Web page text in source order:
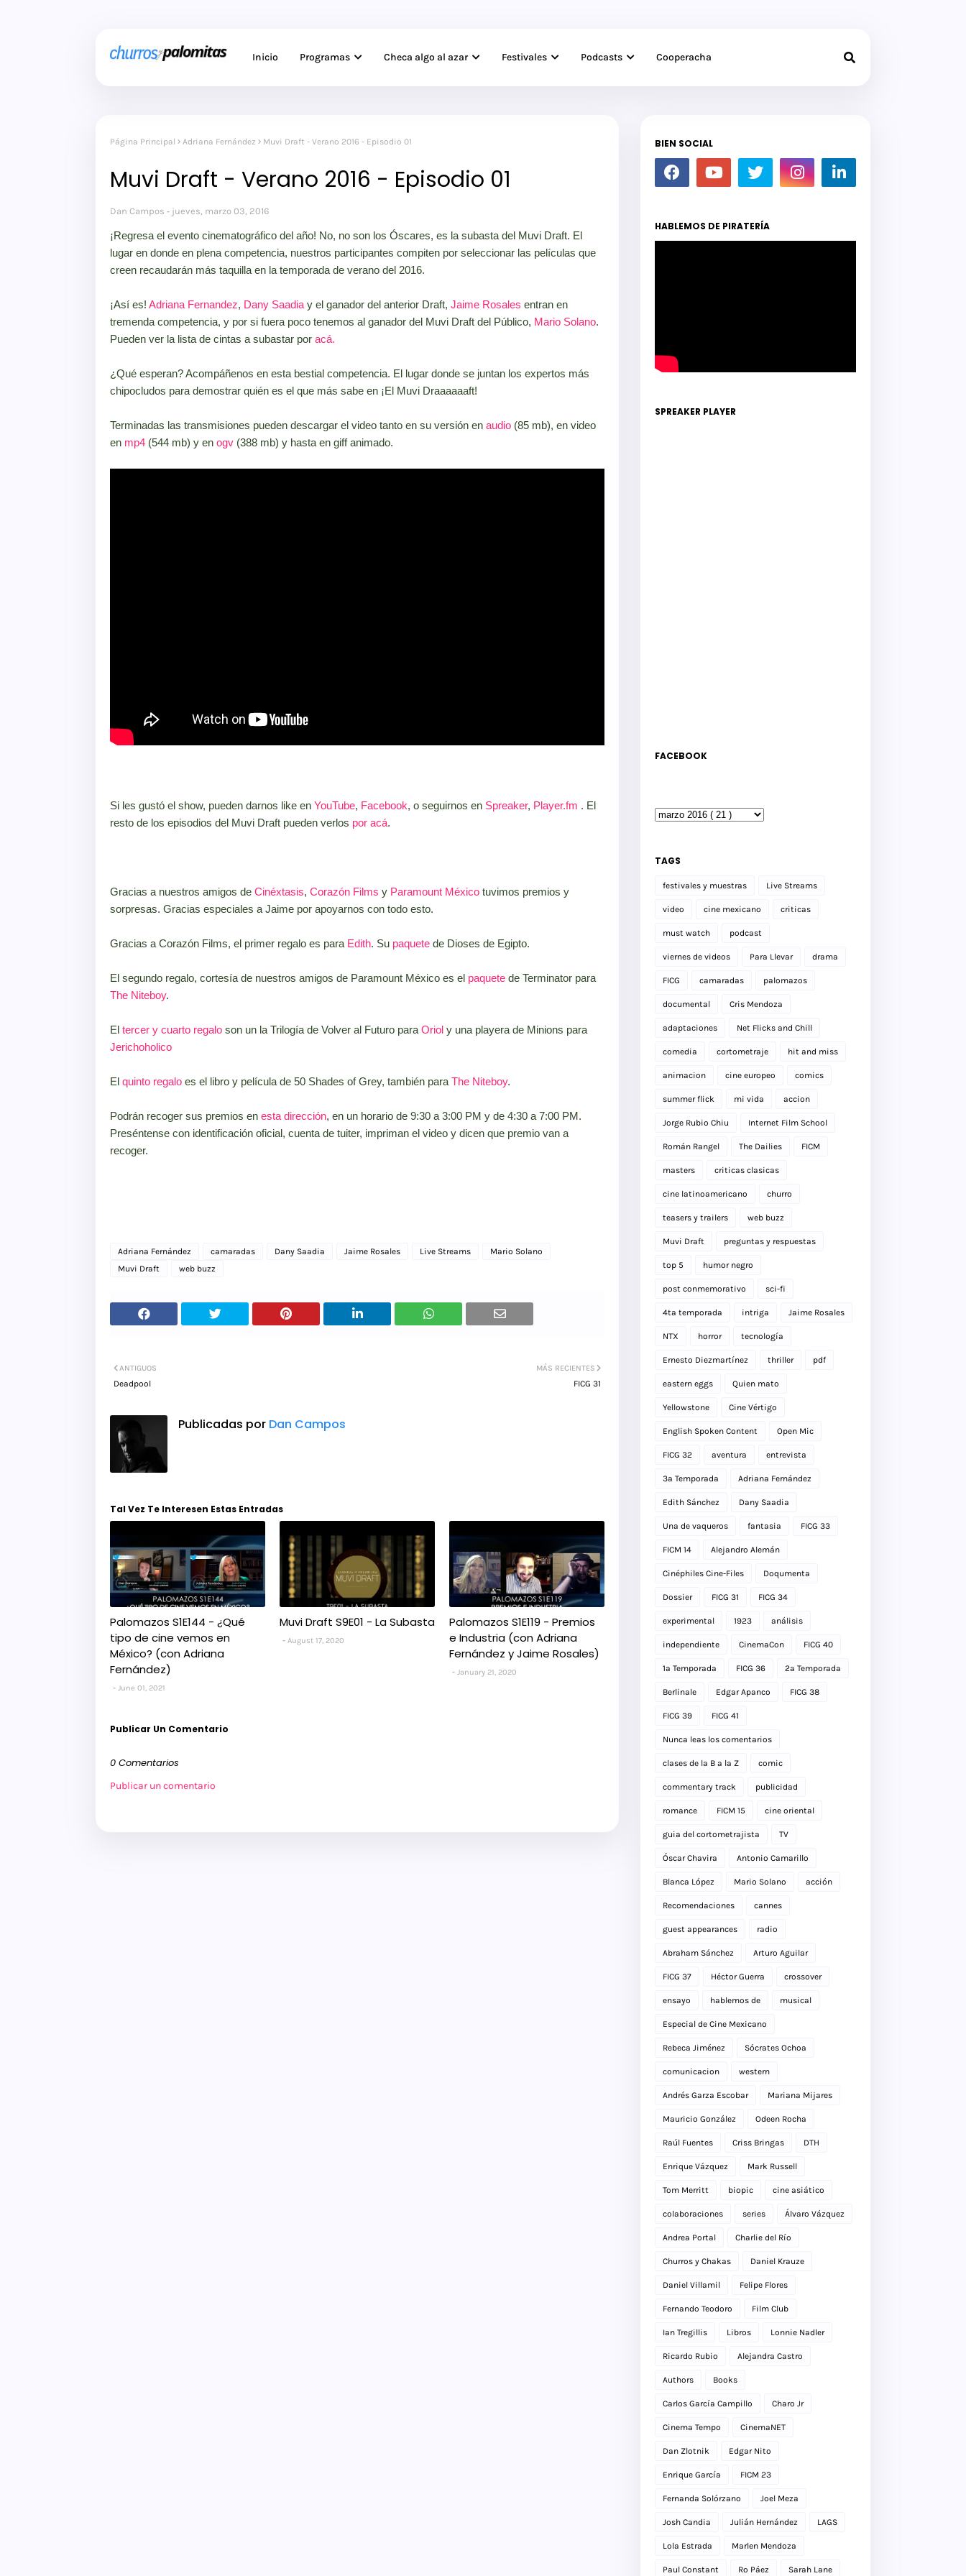
Inicio Programas Checa algo al azar Festivales Podcasts Cooperacha
Página Principal Adriana Fernández Muvi Draft - Verano 2016 - Episodio 01
Muvi Draft - Verano 2016 - Episodio 01
Dan Campos jueves, marzo 03, 2016
¡Regresa el evento cinematográfico del año! No, no son los Óscares, es la subasta del Muvi Draft. El
lugar en donde en plena competencia, nuestros participantes compiten por seleccionar las películas que
creen recaudarán más taquilla en la temporada de verano del 2016.
¡Así es! Adriana Fernandez, Dany Saadia y el ganador del anterior Draft, Jaime Rosales entran en
tremenda competencia, y por si fuera poco tenemos al ganador del Muvi Draft del Público, Mario Solano.
Pueden ver la lista de cintas a subastar por acá.
¿Qué esperan? Acompáñenos en esta bestial competencia. El lugar donde se juntan los expertos más
chipocludos para demostrar quién es el que más sabe en ¡El Muvi Draaaaaaft!
Terminadas las transmisiones pueden descargar el video tanto en su versión en audio (85 mb), en video
en mp4 (544 mb) y en ogv (388 mb) y hasta en giff animado.
Si les gustó el show, pueden darnos like en YouTube, Facebook, o seguirnos en Spreaker, Player.fm . El
resto de los episodios del Muvi Draft pueden verlos por acá.
Gracias a nuestros amigos de Cinéxtasis, Corazón Films y Paramount México tuvimos premios y
sorpresas. Gracias especiales a Jaime por apoyarnos con todo esto.
Gracias a Corazón Films, el primer regalo es para Edith. Su paquete de Dioses de Egipto.
El segundo regalo, cortesía de nuestros amigos de Paramount México es el paquete de Terminator para
The Niteboy.
El tercer y cuarto regalo son un la Trilogía de Volver al Futuro para Oriol y una playera de Minions para
Jerichoholico
El quinto regalo es el libro y película de 50 Shades of Grey, también para The Niteboy.
Podrán recoger sus premios en esta dirección, en un horario de 9:30 a 3:00 PM y de 4:30 a 7:00 PM.
Preséntense con identificación oficial, cuenta de tuiter, impriman el video y dicen que premio van a
recoger.
Adriana Fernández camaradas Dany Saadia Jaime Rosales Live Streams
Mario Solano
Muvi Draft
web buzz
MÁS RECIENTES
FICG 31
ANTIGUOS
Deadpool
Publicadas por Dan Campos
Tal Vez Te Interesen Estas Entradas
Palomazos S1E144 - ¿Qué
tipo de cine vemos en
México? (con Adriana
Fernández)
June 01, 2021
Muvi Draft S9E01 - La Subasta
August 17, 2020
Palomazos S1E119 - Premios
e Industria (con Adriana
Fernández y Jaime Rosales)
January 21, 2020
Publicar Un Comentario
0 Comentarios
Publicar un comentario
BIEN SOCIAL
HABLEMOS DE PIRATERÍA
SPREAKER PLAYER
FACEBOOK
TAGS
festivales y muestras Live Streams
video cine mexicano criticas
must watch podcast
viernes de videos Para Llevar drama
FICG camaradas palomazos
documental Cris Mendoza
adaptaciones Net Flicks and Chill
comedia cortometraje hit and miss
animacion cine europeo comics
summer flick mi vida accion
Jorge Rubio Chiu Internet Film School
Román Rangel The Dailies FICM
masters criticas clasicas
cine latinoamericano churro
teasers y trailers web buzz
Muvi Draft preguntas y respuestas
top 5 humor negro
post conmemorativo sci-fi
4ta temporada intriga Jaime Rosales
NTX horror tecnología
Ernesto Diezmartínez thriller pdf
eastern eggs Quien mato
Yellowstone Cine Vértigo
English Spoken Content Open Mic
FICG 32 aventura entrevista
3a Temporada Adriana Fernández
Edith Sánchez Dany Saadia
Una de vaqueros fantasia FICG 33
FICM 14 Alejandro Alemán
Cinéphiles Cine-Files Doqumenta
Dossier FICG 31 FICG 34
experimental 1923 análisis
independiente CinemaCon FICG 40
1a Temporada FICG 36 2a Temporada
Berlinale Edgar Apanco FICG 38
FICG 39 FICG 41
Nunca leas los comentarios
clases de la B a la Z comic
commentary track publicidad
romance FICM 15 cine oriental
guia del cortometrajista TV
Óscar Chavira Antonio Camarillo
Blanca López Mario Solano acción
Recomendaciones cannes
guest appearances radio
Abraham Sánchez Arturo Aguilar
FICG 37 Héctor Guerra crossover
ensayo hablemos de musical
Especial de Cine Mexicano
Rebeca Jiménez Sócrates Ochoa
comunicacion western
Andrés Garza Escobar Mariana Mijares
Mauricio González Odeen Rocha
Raúl Fuentes Criss Bringas DTH
Enrique Vázquez Mark Russell
Tom Merritt biopic cine asiático
colaboraciones series Álvaro Vázquez
Andrea Portal Charlie del Río
Churros y Chakas Daniel Krauze
Daniel Villamil Felipe Flores
Fernando Teodoro Film Club
Ian Tregillis Libros Lonnie Nadler
Ricardo Rubio Alejandra Castro
Authors Books
Carlos García Campillo Charo Jr
Cinema Tempo CinemaNET
Dan Zlotnik Edgar Nito
Enrique García FICM 23
Fernanda Solórzano Joel Meza
Josh Candia Julián Hernández LAGS
Lola Estrada Marlen Mendoza
Paul Constant Ro Páez Sarah Lane